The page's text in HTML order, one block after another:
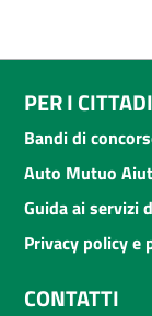
PER I
Bandi di
Auto Mutuo
Guida ai servizi
Privacy policy e
CONTATTI